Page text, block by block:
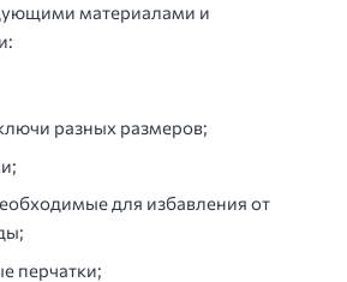
материалами и
разных размеров;
для избавления от
перчатки;